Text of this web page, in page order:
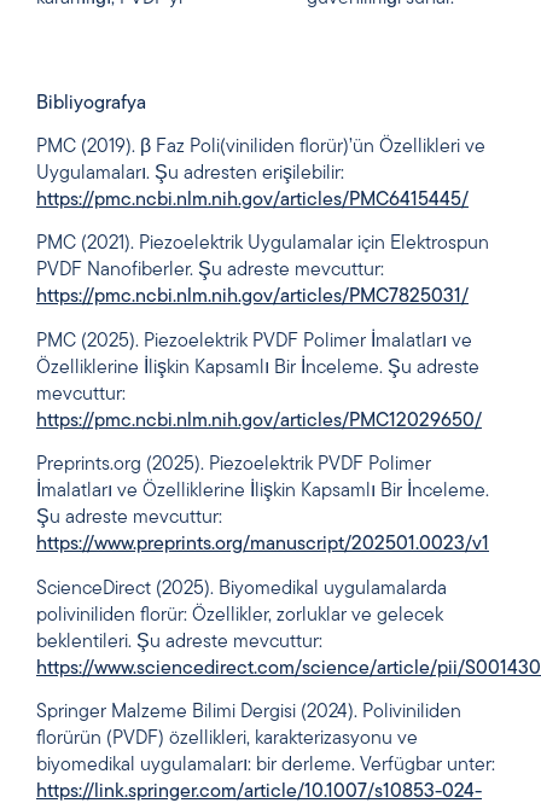
Bibliyografya
PMC (2019). β Faz Poli(viniliden florür)’ün Özellikleri ve
Uygulamaları. Şu adresten erişilebilir:
https://pmc.ncbi.nlm.nih.gov/articles/PMC6415445/
PMC (2021). Piezoelektrik Uygulamalar için Elektrospun
PVDF Nanofiberler. Şu adreste mevcuttur:
https://pmc.ncbi.nlm.nih.gov/articles/PMC7825031/
PMC (2025). Piezoelektrik PVDF Polimer İmalatları ve
Özelliklerine İlişkin Kapsamlı Bir İnceleme. Şu adreste
mevcuttur:
https://pmc.ncbi.nlm.nih.gov/articles/PMC12029650/
Preprints.org (2025). Piezoelektrik PVDF Polimer
İmalatları ve Özelliklerine İlişkin Kapsamlı Bir İnceleme.
Şu adreste mevcuttur:
https://www.preprints.org/manuscript/202501.0023/v1
ScienceDirect (2025). Biyomedikal uygulamalarda
poliviniliden florür: Özellikler, zorluklar ve gelecek
beklentileri. Şu adreste mevcuttur:
https://www.sciencedirect.com/science/article/pii/
Springer Malzeme Bilimi Dergisi (2024). Poliviniliden
florürün (PVDF) özellikleri, karakterizasyonu ve
biyomedikal uygulamaları: bir derleme. Verfügbar unter:
https://link.springer.com/article/10.1007/s10853-024-